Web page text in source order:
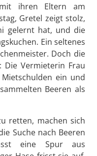
ihren Eltern am
Gretel zeigt stolz,
gelernt hat, und die
Ein seltenes
Doch die
Die Vermieterin Frau
ein und
Beeren als
retten, machen sich
Suche nach Beeren
eine Spur aus